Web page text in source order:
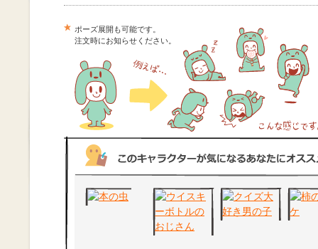
ポーズ展開も可能です。
注文時にお知らせください。